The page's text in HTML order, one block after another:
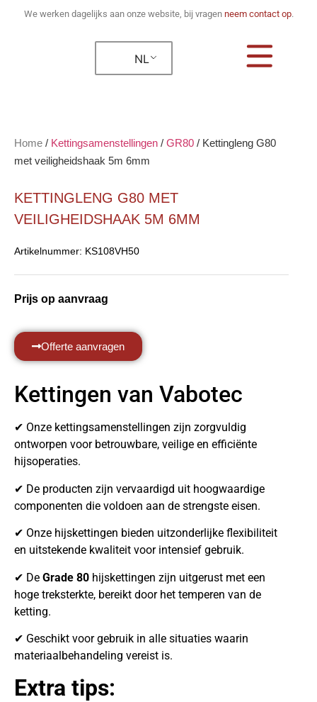
We werken dagelijks aan onze website, bij vragen neem contact op.
NL
Home / Kettingsamenstellingen / GR80 / Kettingleng G80
met veiligheidshaak 5m 6mm
KETTINGLENG G80 MET
VEILIGHEIDSHAAK 5M 6MM
Artikelnummer: KS108VH50
Prijs op aanvraag
Offerte aanvragen
Kettingen van Vabotec
✔ Onze kettingsamenstellingen zijn zorgvuldig
ontworpen voor betrouwbare, veilige en efficiënte
hijsoperaties.
✔ De producten zijn vervaardigd uit hoogwaardige
componenten die voldoen aan de strengste eisen.
✔ Onze hijskettingen bieden uitzonderlijke flexibiliteit
en uitstekende kwaliteit voor intensief gebruik.
✔ De Grade 80 hijskettingen zijn uitgerust met een
hoge treksterkte, bereikt door het temperen van de
ketting.
✔ Geschikt voor gebruik in alle situaties waarin
materiaalbehandeling vereist is.
Extra tips: